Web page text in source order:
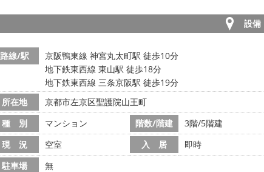
設備
路線/駅
京阪鴨東線 神宮丸太町駅 徒歩10分
地下鉄東西線 東山駅 徒歩18分
地下鉄東西線 三条京阪駅 徒歩19分
所在地
京都市左京区聖護院山王町
種 別
マンション 階数/階建 3階/5階建
現 況
空室 入 居 即時
駐車場
無